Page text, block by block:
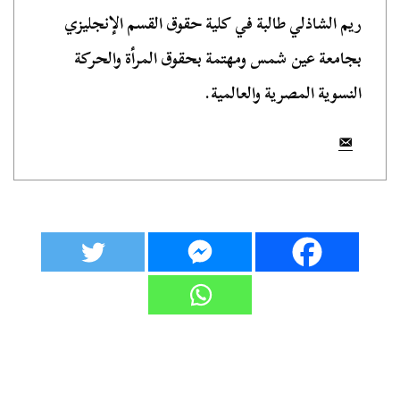
ريم الشاذلي طالبة في كلية حقوق القسم الإنجليزي
بجامعة عين شمس ومهتمة بحقوق المرأة والحركة
النسوية المصرية والعالمية.